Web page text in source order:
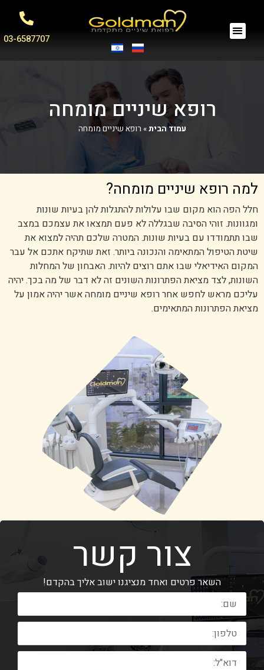
03-6587707
רופא שיניים מומחה
עמוד הבית» רופא שיניים מומחה
למה רופא שיניים מומחה?
חלל הפה הוא מקום שבו עלולות להתגלות להן בעיות שונות
ומגוונות. זוהי הסיבה שבגללה לא פעם תמצאו את עצמכם במצב
שבו תתמודדו עם בעיות שונות. המטרה שלכם תהיה למצוא את
שיטת הטיפול המתאימה והנכונה ביותר. זאת שתיקח אתכם אל עבר
המקום האידיאלי שבו אתם רוצים להיות. האבחון של המחלות
השונות, לצד מציאת הפתרונות השונים זה לא דבר של מה בכך. יהיה
עליכם מראש לחפש אחר רופא שיניים מומחה אשר יהיה אמון על
מציאת הפתרונות המתאימים.
צור קשר
השאר פרטים ואחד מנציגנו ישוב אליך בהקדם!